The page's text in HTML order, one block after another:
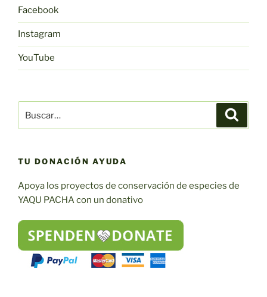
Facebook
Instagram
YouTube
TU DONACIÓN AYUDA
Apoya los proyectos de conservación de especies de
YAQU PACHA con un donativo